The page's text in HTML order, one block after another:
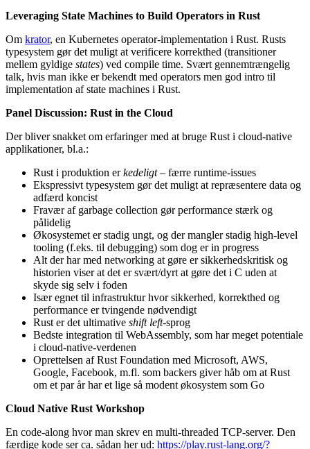
Leveraging State Machines to Build Operators in Rust
Om krator, en Kubernetes operator-implementation i Rust. Rusts
typesystem gør det muligt at verificere korrekthed (transitioner
mellem gyldige states) ved compile time. Svært gennemtrængelig
talk, hvis man ikke er bekendt med operators men god intro til
implementation af state machines i Rust.
Panel Discussion: Rust in the Cloud
Der bliver snakket om erfaringer med at bruge Rust i cloud-native
applikationer, bl.a.:
Rust i produktion erkedeligt– færre runtime-issues
Ekspressivt typesystem gør det muligt at repræsentere data og
adfærd koncist
Fravær af garbage collection gør performance stærk og
pålidelig
Økosystemet er stadig ungt, og der mangler stadig high-level
tooling (f.eks. til debugging) som dog er in progress
Alt der har med networking at gøre er sikkerhedskritisk og
historien viser at det er svært/dyrt at gøre det i C uden at
skyde sig selv i foden
Især egnet til infrastruktur hvor sikkerhed, korrekthed og
performance er tvingende nødvendigt
Rust er det ultimative shift left-sprog
Bedste integration til WebAssembly, som har meget potentiale
i cloud-native-verdenen
Oprettelsen af Rust Foundation med Microsoft, AWS,
Google, Facebook, m.fl. som backers giver håb om at Rust
om et par år har et lige så modent økosystem som Go
Cloud Native Rust Workshop
En code-along hvor man skrev en multi-threaded TCP-server. Den
færdige kode ser ca. sådan her ud: https://play.rust-lang.org/?